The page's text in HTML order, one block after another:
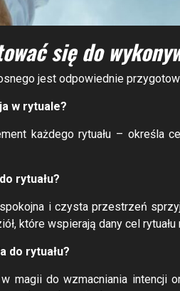
się do
jest odpowiednie
w rytuale?
każdego rytuału – określa
rytuału?
i czysta przestrzeń
które wspierają dany cel rytuału
do rytuału?
magii do wzmacniania intencji